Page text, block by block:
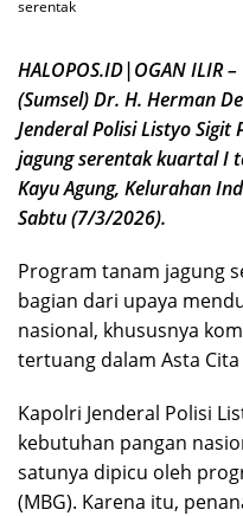
serentak
HALOPOS.ID|OGAN ILIR
(Sumsel) Dr. H. Herman
Jenderal Polisi Listyo
jagung serentak kuartal I
Kayu Agung, Kelurahan
Sabtu (7/3/2026).
Program tanam jagung
bagian dari upaya
nasional, khususnya
tertuang dalam Asta
Kapolri Jenderal Polisi
kebutuhan pangan
satunya dipicu oleh
(MBG). Karena itu,